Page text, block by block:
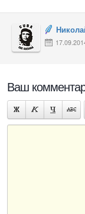
Ваш